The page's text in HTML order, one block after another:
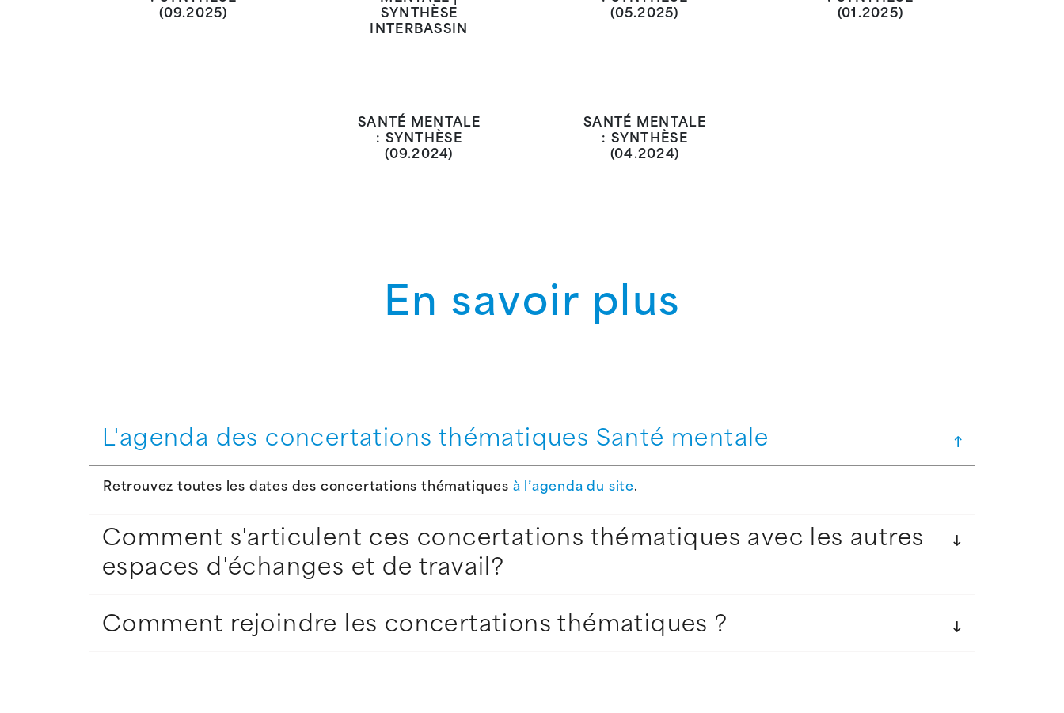
(09.2025)
SYNTHÈSE
INTERBASSIN
(05.2025)
(01.2025)
SANTÉ MENTALE
: SYNTHÈSE
(09.2024)
SANTÉ MENTALE
: SYNTHÈSE
(04.2024)
En savoir plus
L'agenda des concertations thématiques Santé mentale
Retrouvez toutes les dates des concertations thématiques à l’agenda du site.
Comment s'articulent ces concertations thématiques avec les autres
espaces d'échanges et de travail?
Comment rejoindre les concertations thématiques ?